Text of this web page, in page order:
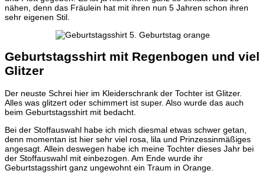
nähen, denn das Fräulein hat mit ihren nun 5 Jahren schon ihren
sehr eigenen Stil.
Geburtstagsshirt mit Regenbogen und viel
Glitzer
Der neuste Schrei hier im Kleiderschrank der Tochter ist Glitzer.
Alles was glitzert oder schimmert ist super. Also wurde das auch
beim Geburtstagsshirt mit bedacht.
Bei der Stoffauswahl habe ich mich diesmal etwas schwer getan,
denn momentan ist hier sehr viel rosa, lila und Prinzessinmäßiges
angesagt. Allein deswegen habe ich meine Tochter dieses Jahr bei
der Stoffauswahl mit einbezogen. Am Ende wurde ihr
Geburtstagsshirt ganz ungewohnt ein Traum in Orange.